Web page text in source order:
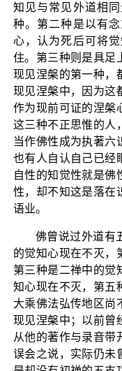
知见与常见外道相
种。第二种是以有
心，认为死后可将
住。第三种则是具足
现见涅槃的第一种，
现见涅槃中，因为
作为现前可证的涅槃
这三种不正思惟的人
当作佛性成为执著六
也有人自认自己已经
自性的知觉性就是佛
性，却不知这是落在
语业。
佛曾说过外道有
的觉知心现在不灭，
第三种是二禅中的觉
知心现在不灭，第五
大乘佛法弘传地区尚
现见涅槃中；以前曾
从他的著作与录音带
误会之说，实际仍未